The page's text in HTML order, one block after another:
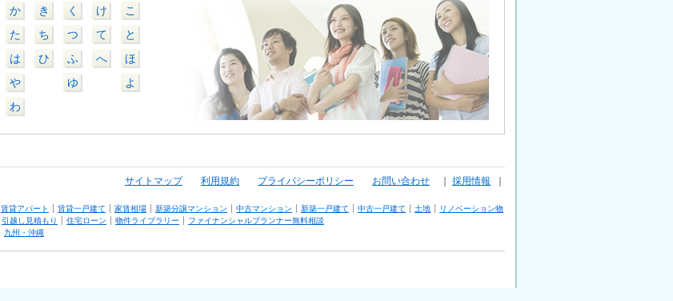
か き く け
こ
た
ち つ て
と
は
ひ ふ へ
ほ
や
ゆ
よ
わ
サイトマップ 利用規約 プライバシーポリシー お問い合わせ 採用情報
賃貸アパート 賃貸一戸建て 家賃相場 新築分譲マンション 中古マンション 新築一戸建て 中古一戸建て 土地
リノベーション物
引越し見積もり 住宅ローン 物件ライブラリー
ファイナンシャルプランナー無料相談
九州・沖縄